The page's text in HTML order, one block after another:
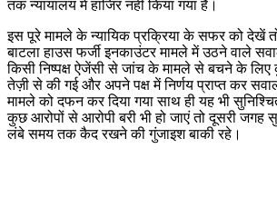
तक न्यायालय में हाजिर नहीं किया गया है।
इस पूरे मामले के न्यायिक प्रक्रिया के सफर को देखें
बाटला हाउस फर्जी इनकाउंटर मामले में उठने वाले
किसी निष्पक्ष ऐजेंसी से जांच के मामले से बचने के
तेज़ी से की गई और अपने पक्ष में निर्णय प्राप्त कर
मामले को दफन कर दिया गया साथ ही यह भी
कुछ आरोपों से आरोपी बरी भी हो जाएं तो दूसरी जगह
लंबे समय तक कैद रखने की गुंजाइश बाकी रहे।